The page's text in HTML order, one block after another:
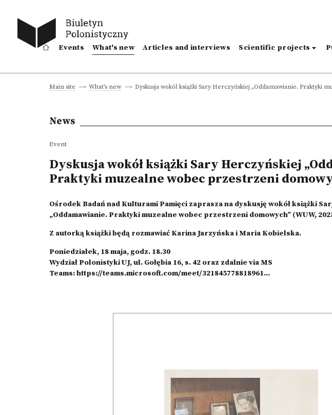
Events What's new Articles and interviews Scientific projects
Main site What's new Dyskusja wokół książki Sary Herczyńskiej „Oddamawianie. Praktyki
News
Event
Dyskusja wokół książki Sary Herczyńskiej
Praktyki muzealne wobec przestrzeni
Ośrodek Badań nad Kulturami Pamięci zaprasza na dyskusję wokół książki
„Oddamawianie. Praktyki muzealne wobec przestrzeni domowych” (WUW,
Z autorką książki będą rozmawiać Karina Jarzyńska i Maria Kobielska.
Poniedziałek, 18 maja, godz. 18.30
Wydział Polonistyki UJ, ul. Gołębia 16, s. 42 oraz zdalnie via MS
Teams:https://teams.microsoft.com/meet/321845778818961...